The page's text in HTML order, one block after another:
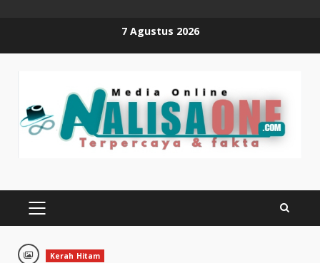
7 Agustus 2026
PRIMARY
Kerah Hitam